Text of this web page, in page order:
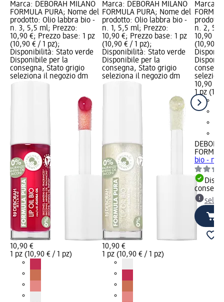
Marca: DEBORAH MILANO
FORMULA PURA; Nome del
prodotto: Olio labbra bio -
n. 3, 5,5 ml; Prezzo:
10,90 €; Prezzo base: 1 pz
(10,90 € / 1 pz);
Disponibilità: Stato verde
Disponibile per la
consegna, Stato grigio
seleziona il negozio dm
10,90 €
1 pz (10,90 € / 1 pz)
Marca: DEBORAH MILANO
FORMULA PURA; Nome del
prodotto: Olio labbra bio -
n. 1, 5,5 ml; Prezzo:
10,90 €; Prezzo base: 1 pz
(10,90 € / 1 pz);
Disponibilità: Stato verde
Disponibile per la
consegna, Stato grigio
seleziona il negozio dm
10,90 €
1 pz (10,90 € / 1 pz)
Marca:
n. 2,
10,90 €;
(10,90 €
10,90 €
1 pz
bio - n.